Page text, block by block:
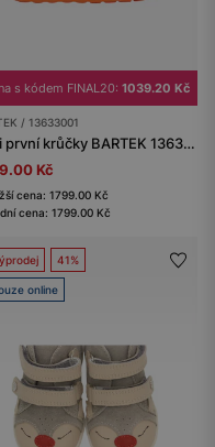
s kódem FINAL20: 1039.20 Kč
/ 13633001
Mini první krůčky BARTEK 13633001, pro chlapce, modré
Kč
cena: 1799.00 Kč
cena: 1799.00 Kč
41%
online